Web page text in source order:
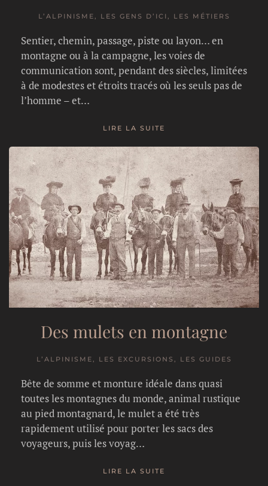
L’ALPINISME, LES GENS D’ICI, LES MÉTIERS
Sentier, chemin, passage, piste ou layon… en
montagne ou à la campagne, les voies de
communication sont, pendant des siècles, limitées
à de modestes et étroits tracés où les seuls pas de
l’homme – et…
LIRE LA SUITE
Des mulets en montagne
L’ALPINISME, LES EXCURSIONS, LES GUIDES
Bête de somme et monture idéale dans quasi
toutes les montagnes du monde, animal rustique
au pied montagnard, le mulet a été très
rapidement utilisé pour porter les sacs des
voyageurs, puis les voyag…
LIRE LA SUITE